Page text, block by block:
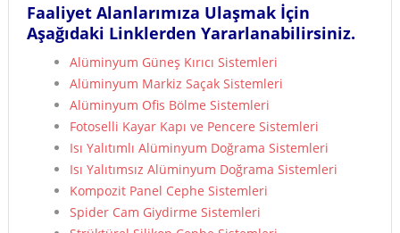
Faaliyet Alanlarımıza Ulaşmak İçin
Aşağıdaki Linklerden Yararlanabilirsiniz.
Alüminyum Güneş Kırıcı Sistemleri
Alüminyum Markiz Saçak Sistemleri
Alüminyum Ofis Bölme Sistemleri
Fotoselli Kayar Kapı ve Pencere Sistemleri
Isı Yalıtımlı Alüminyum Doğrama Sistemleri
Isı Yalıtımsız Alüminyum Doğrama Sistemleri
Kompozit Panel Cephe Sistemleri
Spider Cam Giydirme Sistemleri